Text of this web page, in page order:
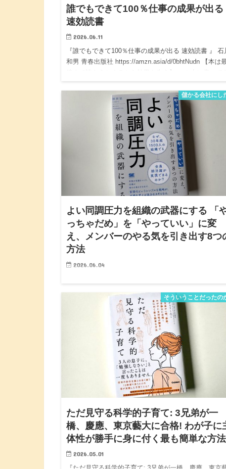
誰でもできて100％仕事の成果が出る
速効読書
2026.06.11
『誰でもできて100％仕事の成果が出る 速効読書 』 石
和男 青春出版社 https://amzn.asia/d/0bhtNudn 【本は
儲かる会社にし
よい同調圧力を組織の武器にする 「
っちゃだめ」を「やっていい」に変
え、メンバーのやる気を引き出す8つ
方法
2026.06.04
の方法 』 林 祥晃 翔泳社 https://amzn.asia/d/1Dbhwet
【人は、能力で動くのではない】…
そういうことだったの
ただ見守る科学的子育て: 3兄弟が一
橋、慶應、東京藝大に合格! わが子に
体性が勝手に身に付く最も簡単な方法
2026.05.01